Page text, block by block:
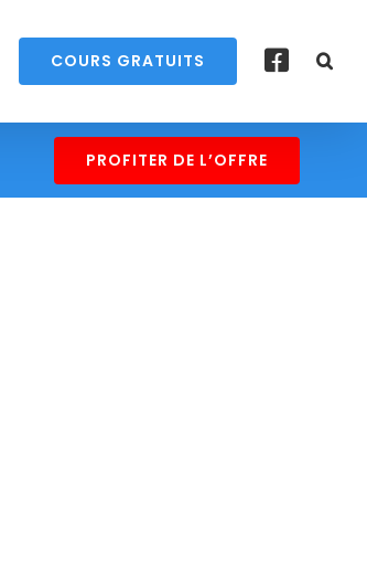
COURS GRATUITS
PROFITER DE L’OFFRE